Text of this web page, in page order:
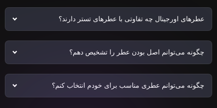
عطرهای اورجینال چه تفاوتی با عطرهای تستر دارند؟
چگونه می‌توانم اصل بودن عطر را تشخیص دهم؟
چگونه می‌توانم عطری مناسب برای خودم انتخاب کنم؟